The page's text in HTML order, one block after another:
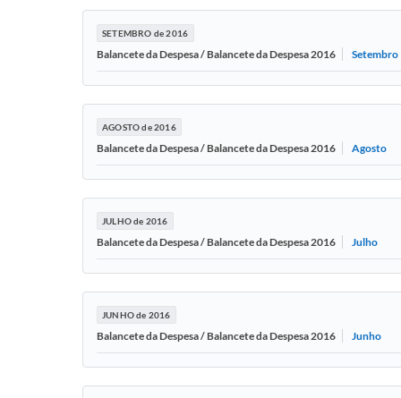
SETEMBRO de 2016
Balancete da Despesa / Balancete da Despesa 2016 Setembro
AGOSTO de 2016
Balancete da Despesa / Balancete da Despesa 2016 Agosto
JULHO de 2016
Balancete da Despesa / Balancete da Despesa 2016 Julho
JUNHO de 2016
Balancete da Despesa / Balancete da Despesa 2016 Junho